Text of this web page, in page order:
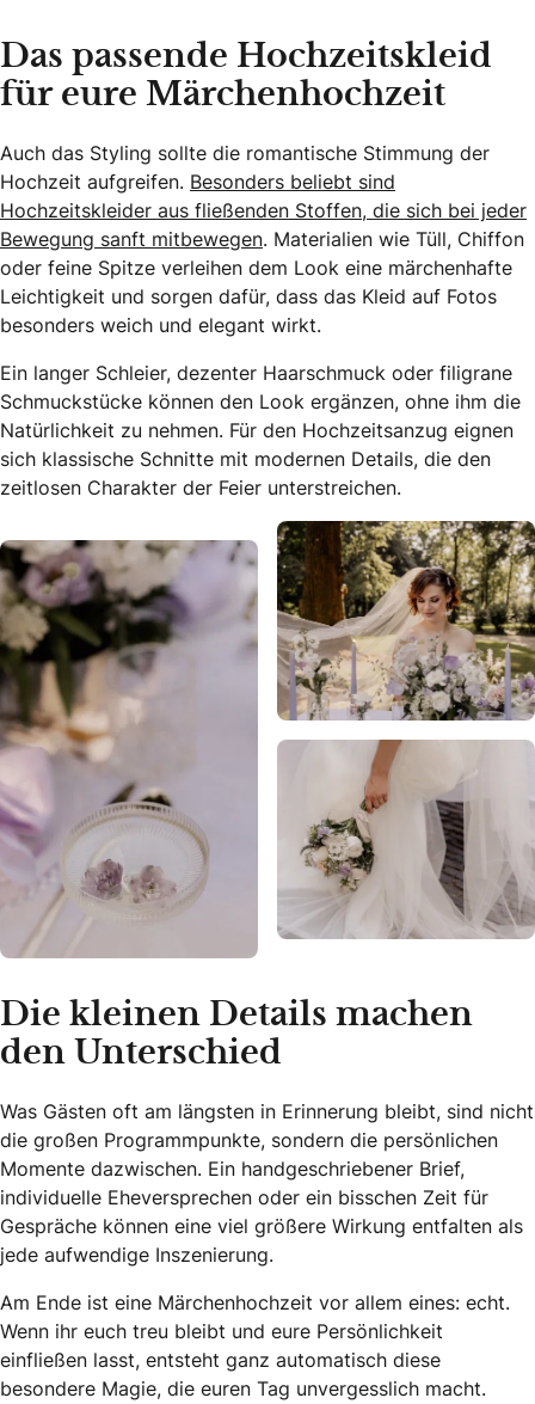
Das passende Hochzeitskleid
für eure Märchenhochzeit
Auch das Styling sollte die romantische Stimmung der
Hochzeit aufgreifen. Besonders beliebt sind
Hochzeitskleider aus fließenden Stoffen, die sich bei jeder
Bewegung sanft mitbewegen. Materialien wie Tüll, Chiffon
oder feine Spitze verleihen dem Look eine märchenhafte
Leichtigkeit und sorgen dafür, dass das Kleid auf Fotos
besonders weich und elegant wirkt.
Ein langer Schleier, dezenter Haarschmuck oder filigrane
Schmuckstücke können den Look ergänzen, ohne ihm die
Natürlichkeit zu nehmen. Für den Hochzeitsanzug eignen
sich klassische Schnitte mit modernen Details, die den
zeitlosen Charakter der Feier unterstreichen.
Die kleinen Details machen
den Unterschied
Was Gästen oft am längsten in Erinnerung bleibt, sind nicht
die großen Programmpunkte, sondern die persönlichen
Momente dazwischen. Ein handgeschriebener Brief,
individuelle Eheversprechen oder ein bisschen Zeit für
Gespräche können eine viel größere Wirkung entfalten als
jede aufwendige Inszenierung.
Am Ende ist eine Märchenhochzeit vor allem eines: echt.
Wenn ihr euch treu bleibt und eure Persönlichkeit
einfließen lasst, entsteht ganz automatisch diese
besondere Magie, die euren Tag unvergesslich macht.